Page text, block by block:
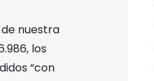
nuestra
los
“con